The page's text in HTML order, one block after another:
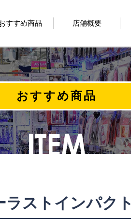
すすめ商品 店舗概要
おすすめ商品
ラストインパクト